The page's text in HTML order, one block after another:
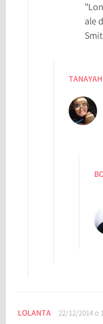
ale
TANAYAH
LOLANTA 22/12/2014 o